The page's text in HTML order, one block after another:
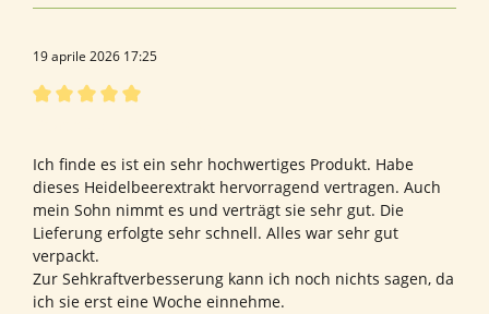
19 aprile 2026 17:25
Ich finde es ist ein sehr hochwertiges Produkt. Habe
dieses Heidelbeerextrakt hervorragend vertragen. Auch
mein Sohn nimmt es und verträgt sie sehr gut. Die
Lieferung erfolgte sehr schnell. Alles war sehr gut
verpackt.
Zur Sehkraftverbesserung kann ich noch nichts sagen, da
ich sie erst eine Woche einnehme.